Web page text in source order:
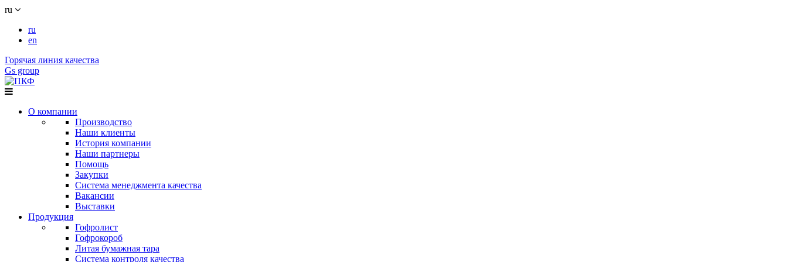
ru
ru
en
Горячая линия качества
Gs group
О компании
Производство
Наши клиенты
История компании
Наши партнеры
Помощь
Закупки
Система менеджмента качества
Вакансии
Выставки
Продукция
Гофролист
Гофрокороб
Литая бумажная тара
Система контроля качества